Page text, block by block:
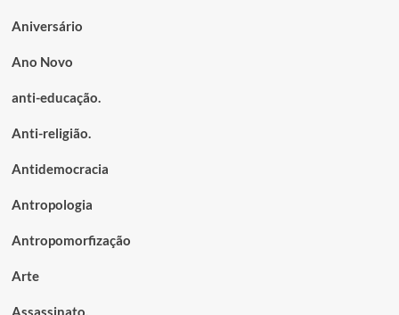
Aniversário
Ano Novo
anti-educação.
Anti-religião.
Antidemocracia
Antropologia
Antropomorfização
Arte